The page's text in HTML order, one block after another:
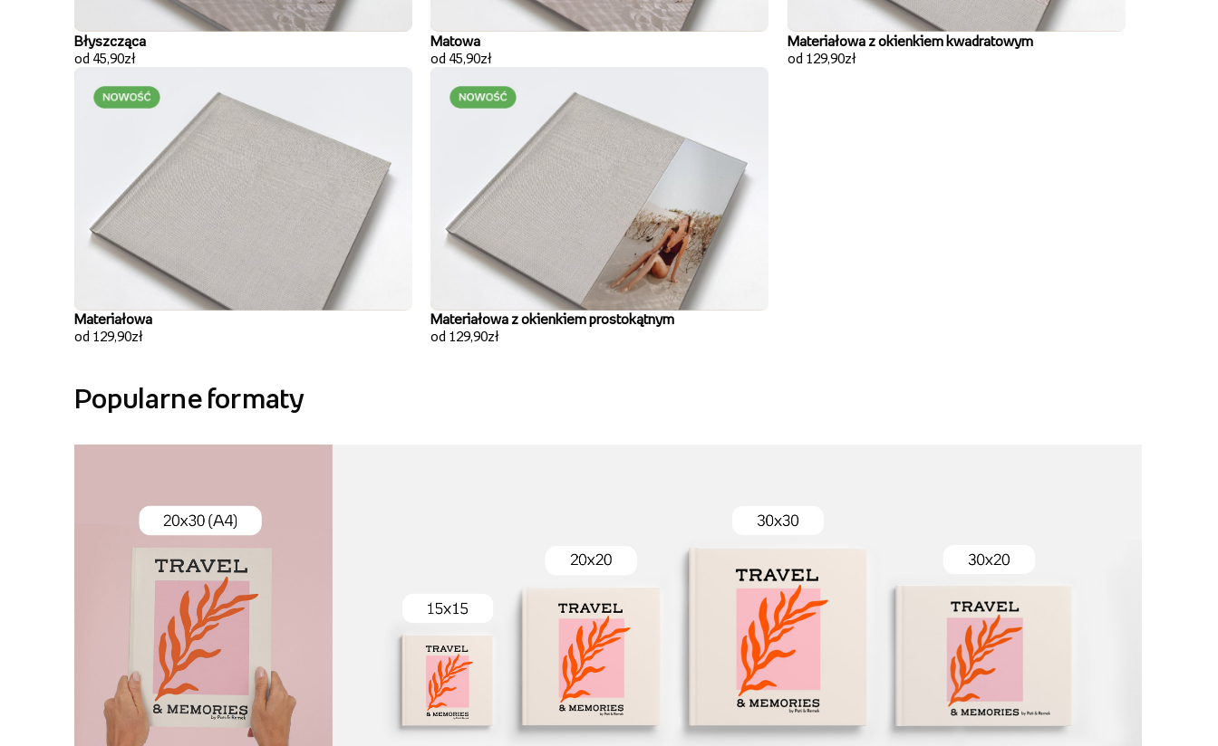
Błyszcząca
od 45,90zł
Materiałowa
od 129,90zł
Matowa
od 45,90zł
Materiałowa z okienkiem prostokątnym
od 129,90zł
Materiałowa z okienkiem kwadratowym
od 129,90zł
Popularne formaty